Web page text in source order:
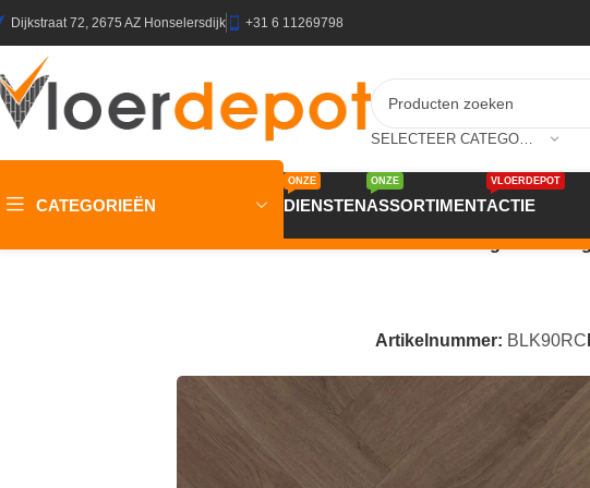
Dijkstraat 72, 2675 AZ Honselersdijk +31 6 11269798
CATEGORIEËN DIENSTEN
ONZE
ASSORTIMENT
ONZE
ACTIE
VLOERDEPOT
PVC Vloeren/Belakos Monastro Visgraat XL
Artikelnummer: BLK90RC